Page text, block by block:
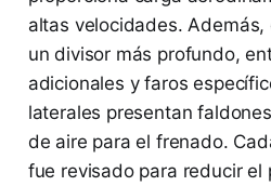
altas velocidades.
un divisor más profundo,
adicionales y faros
laterales presentan
de aire para el frenado.
fue revisado para reducir el